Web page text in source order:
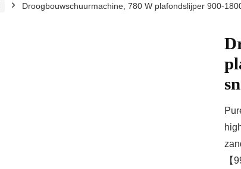
Droogbouwschuurmachine, 780 W plafondslijper 900-
【